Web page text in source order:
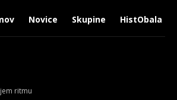
Novice Skupine HistObala
ritmu